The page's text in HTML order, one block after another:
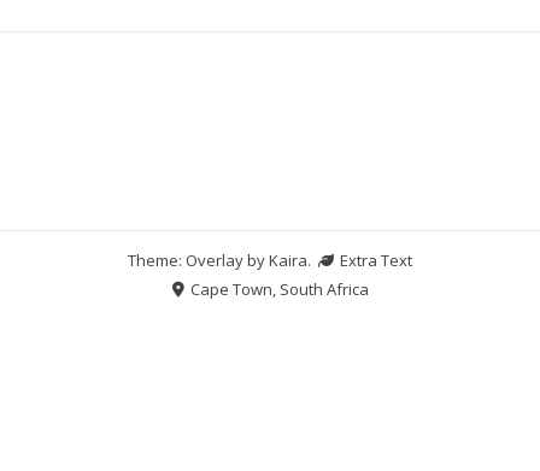
Theme: Overlay byKaira.
Extra Text
Cape Town, South Africa